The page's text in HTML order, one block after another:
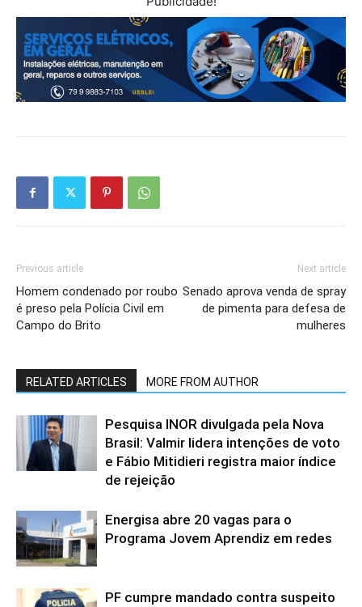
Previous article
Homem condenado por roubo
é preso pela Polícia Civil em
Campo do Brito
Next article
Senado aprova venda de spray
de pimenta para defesa de
mulheres
RELATED ARTICLES MORE FROM AUTHOR
Pesquisa INOR divulgada pela Nova
Brasil: Valmir lidera intenções de voto
e Fábio Mitidieri registra maior índice
de rejeição
Energisa abre 20 vagas para o
Programa Jovem Aprendiz em redes
PF cumpre mandado contra suspeito